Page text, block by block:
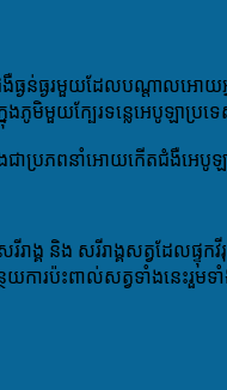
ន់ធ្ងរមួយដែលបណ្តាលអោយ
ក្នុងភូមិមួយក្បែរទនេ្លអេបូ
ជាប្រភពនាំអោយកើតជំងឺអេ
គ និង សរីរាង្គសត្វដែលផ្ទុ
យការប៉ះពាល់សត្វទាំងនេះ​